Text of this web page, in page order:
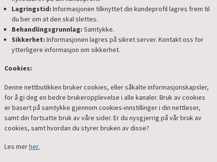
Lagringstid: Informasjonen tilknyttet din kundeprofil lagres frem til
du ber om at den skal slettes.
Behandlingsgrunnlag: Samtykke.
Sikkerhet: Informasjonen lagres på sikret server. Kontakt oss for
ytterligere informasjon om sikkerhet.
Cookies:
Denne nettbutikken bruker cookies, eller såkalte informasjonskapsler,
for å gi deg en bedre brukeropplevelse i alle kanaler. Bruk av cookies
er basert på samtykke gjennom cookies-innstillinger i din nettleser,
samt din fortsatte bruk av våre sider. Er du nysgjerrig på vår bruk av
cookies, samt hvordan du styrer bruken av disse?
Les merher.